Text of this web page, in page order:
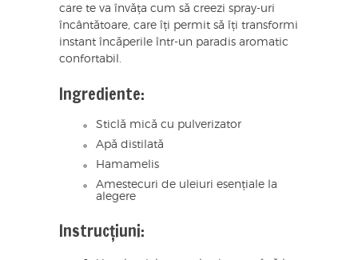
care te va învăța cum să creezi spray-uri
încântătoare, care îți permit să îți transformi
instant încăperile într-un paradis aromatic
confortabil.
Ingrediente:
Sticlă mică cu pulverizator
Apă distilată
Hamamelis
Amestecuri de uleiuri esențiale la
alegere
Instrucțiuni: